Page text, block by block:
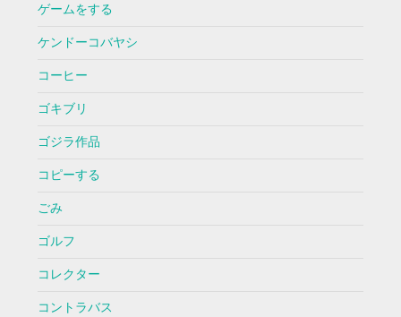
ゲームをする
ケンドーコバヤシ
コーヒー
ゴキブリ
ゴジラ作品
コピーする
ごみ
ゴルフ
コレクター
コントラバス